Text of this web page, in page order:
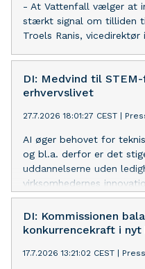
- At Vattenfall vælger at
stærkt signal om tilliden
Troels Ranis, vicedirektør
DI: Medvind til
erhvervslivet
27.7.2026 18:01:27 CEST
AI øger behovet for
og bl.a. derfor er det
uddannelserne uden
virksomhedernes
DI’s underdirektør.
DI: Kommissionen
konkurrencekraft i
17.7.2026 13:21:02 CEST